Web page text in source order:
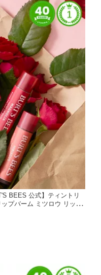
BEES 公式】ティントリ
プバーム ミツロウ リップ
ビーズ 無添加 蜜蝋 ビー
オイル 自然由来 パラベン